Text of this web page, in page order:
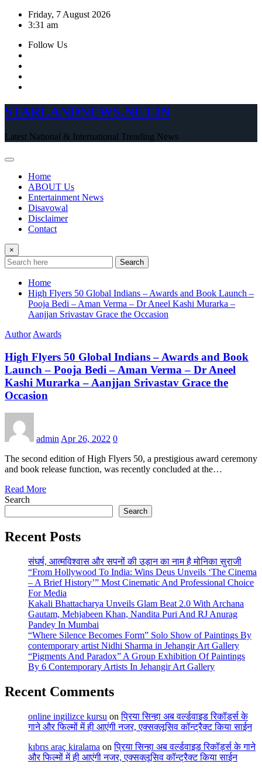
Skip
Friday, 7 August 2026
3:31 am
Follow Us
STARLANDNEWS.NET.IN
Latest National & International Trending News
Home
ABOUT Us
Entertainment News
Disavowal
Disclaimer
Contact
×
Search
Home
High Flyers 50 Global Indians – Awards and Book Launch –
Pooja Bedi – Aman Verma – Dr Aneel Kashi Murarka –
Aanjjan Srivastav Grace the Occasion
Author Awards
High Flyers 50 Global Indians – Awards and Book
Launch – Pooja Bedi – Aman Verma – Dr Aneel
Kashi Murarka – Aanjjan Srivastav Grace the
Occasion
admin Apr 26, 2022 0
The second edition of High Flyers 50, a prestigious award ceremony
and book release function, was recently concluded at the…
Read More
Search
Search
Recent Posts
संघर्ष, आत्मविश्वास और सपनों की उड़ान का नाम है मोनिका सुराजी
“From Hollywood To India: Wins Deus Unveils ‘The Cinema
– A Brief History’” Most Cinematic And Professional Choice
For Media
Kakali Bhattacharya Unveils Glam Beat 2.0 With Archana
Gautam, Mehjabeen Khan, Nandita Puri And RJ Anurag
Pandey In Mumbai
“Where Silence Becomes Form” Solo Show of Paintings By
contemporary artist Nidhi Sharma in Jehangir Art Gallery
“Pigments And Paradox” A Group Exhibition Of Paintings
By 6 Contemporary Artists In Jehangir Art Gallery
Recent Comments
online ingilizce kursu onप्रिया सिन्हा अब वर्ल्डवाइड रिकॉर्ड्स के
गाने और फिल्मों में ही आएंगी नजर, एक्सक्लूसिव कॉन्ट्रैक्ट किया साईन
kıbrıs araç kiralama onप्रिया सिन्हा अब वर्ल्डवाइड रिकॉर्ड्स के गाने
और फिल्मों में ही आएंगी नजर, एक्सक्लूसिव कॉन्ट्रैक्ट किया साईन